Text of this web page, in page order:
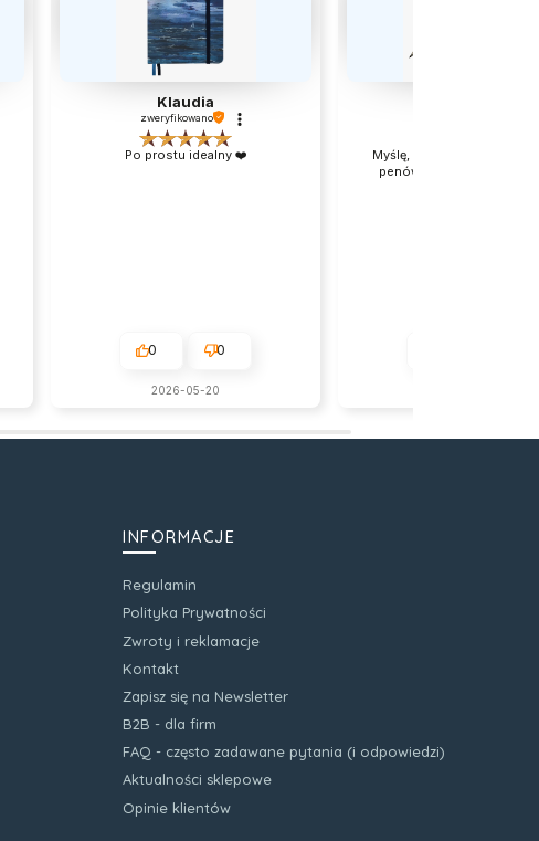
Klaudia
zweryfikowano
Po prostu idealny ❤️
0 0
2026-05-20
Myślę, że to bardzo dobry
penów na początek
INFORMACJE
Regulamin
Polityka Prywatności
Zwroty i reklamacje
Kontakt
Zapisz się na Newsletter
B2B - dla firm
FAQ - często zadawane pytania (i odpowiedzi)
Aktualności sklepowe
Opinie klientów